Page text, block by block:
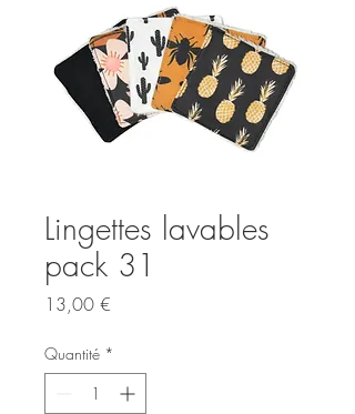
Lingettes lavables
pack 31
13,00 €
Quantité *